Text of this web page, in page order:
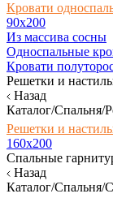
Кровати
90х200
Из массива сосны
Односпальные
Кровати
Решетки и
Назад
Каталог/Спальня/
Решетки и
160х200
Спальные
Назад
Каталог/Спальня/